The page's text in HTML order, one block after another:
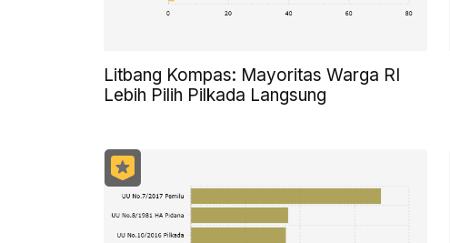
Litbang Kompas: Mayoritas Warga RI
Lebih Pilih Pilkada Langsung